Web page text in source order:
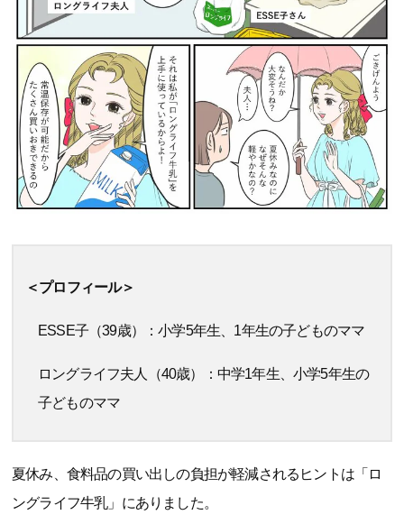
＜プロフィール＞
ESSE子（39歳）：小学5年生、1年生の子どものママ
ロングライフ夫人（40歳）：中学1年生、小学5年生の
子どものママ
夏休み、食料品の買い出しの負担が軽減されるヒントは「ロ
ングライフ牛乳」にありました。